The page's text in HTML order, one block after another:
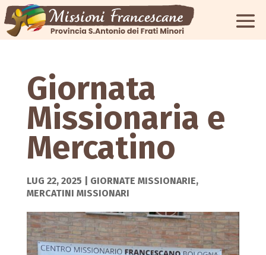
Giornata
Missionaria e
Mercatino
LUG 22, 2025 GIORNATE MISSIONARIE,
MERCATINI MISSIONARI